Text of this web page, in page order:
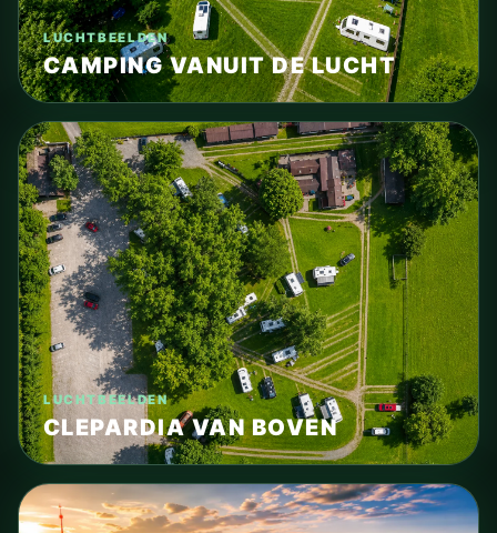
LUCHTBEELDEN
CAMPING VANUIT DE LUCHT
LUCHTBEELDEN
CLEPARDIA VAN BOVEN